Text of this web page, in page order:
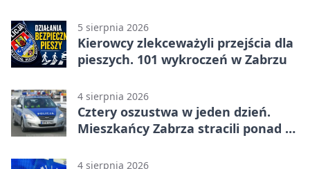
5 sierpnia 2026
Kierowcy zlekceważyli przejścia dla
pieszych. 101 wykroczeń w Zabrzu
4 sierpnia 2026
Cztery oszustwa w jeden dzień.
Mieszkańcy Zabrza stracili ponad 6
4 sierpnia 2026